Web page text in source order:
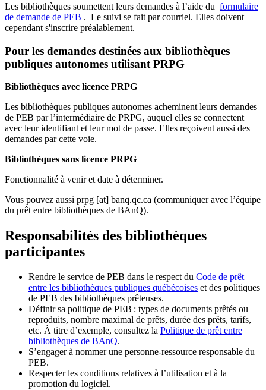
Les bibliothèques soumettent leurs demandes à l’aide du formulaire
de demande de PEB . Le suivi se fait par courriel. Elles doivent
cependant s'inscrire préalablement.
Pour les demandes destinées aux bibliothèques
publiques autonomes utilisant PRPG
Bibliothèques avec licence PRPG
Les bibliothèques publiques autonomes acheminent leurs demandes
de PEB par l’intermédiaire de PRPG, auquel elles se connectent
avec leur identifiant et leur mot de passe. Elles reçoivent aussi des
demandes par cette voie.
Bibliothèques sans licence PRPG
Fonctionnalité à venir et date à déterminer.
Vous pouvez aussi prpg [at] banq.qc.ca (communiquer avec l’équipe
du prêt entre bibliothèques de BAnQ).
Responsabilités des bibliothèques
participantes
Rendre le service de PEB dans le respect du Code de prêt
entre les bibliothèques publiques québécoises et des politiques
de PEB des bibliothèques prêteuses.
Définir sa politique de PEB : types de documents prêtés ou
reproduits, nombre maximal de prêts, durée des prêts, tarifs,
etc. À titre d’exemple, consultez la Politique de prêt entre
bibliothèques de BAnQ.
S’engager à nommer une personne-ressource responsable du
PEB.
Respecter les conditions relatives à l’utilisation et à la
promotion du logiciel.